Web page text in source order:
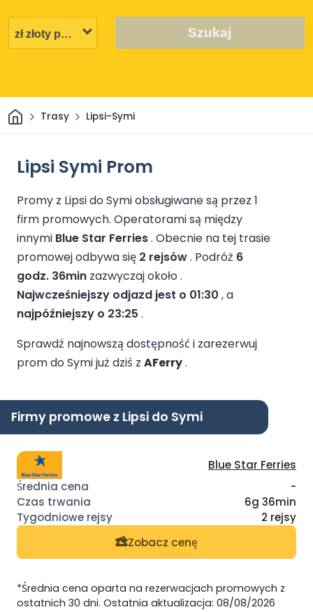
Szukaj
DomTrasy Lipsi-Symi
Lipsi Symi Prom
Promy z Lipsi do Symi obsługiwane są przez 1
firm promowych. Operatorami są między
innymi Blue Star Ferries. Obecnie na tej trasie
promowej odbywa się 2 rejsów. Podróż 6
godz. 36min zazwyczaj około .
Najwcześniejszy odjazd jest o 01:30 , a
najpóźniejszy o 23:25 .
Sprawdź najnowszą dostępność i zarezerwuj
prom do Symi już dziś z AFerry.
Firmy promowe z Lipsi do Symi
Blue Star Ferries
-
6g 36min
2 rejsy
Zobacz cenę
*Średnia cena oparta na rezerwacjach promowych z
ostatnich 30 dni. Ostatnia aktualizacja: 08/08/2026